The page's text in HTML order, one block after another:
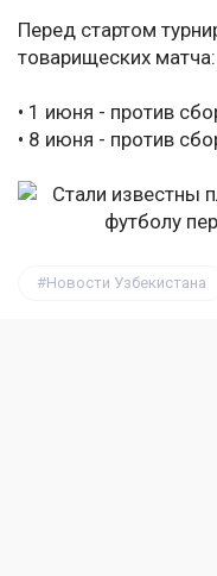
Перед стартом
товарищеских матча:
• 1 июня - против
• 8 июня - против
Новости Узбекистана